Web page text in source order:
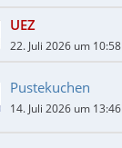
UEZ
22. Juli 2026 um 10:58
Pustekuchen
14. Juli 2026 um 13:46